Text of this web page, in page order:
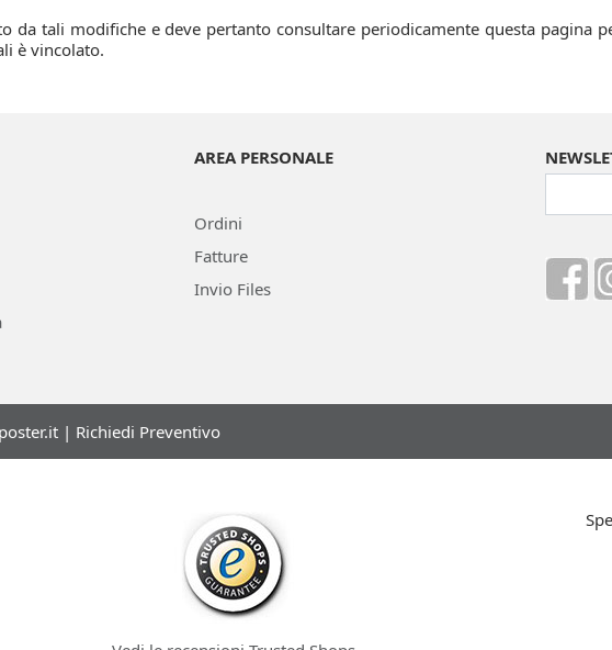
da tali modifiche e deve pertanto consultare periodicamente questa pagina
è vincolato.
AREA PERSONALE
Ordini
Fatture
Invio Files
| Richiedi Preventivo